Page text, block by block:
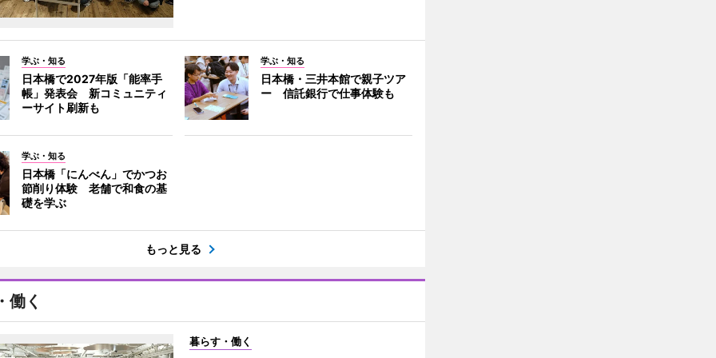
学ぶ・知る
日本橋で2027年版「能率手
帳」発表会 新コミュニティ
ーサイト刷新も
学ぶ・知る
日本橋・三井本館で親子ツア
ー 信託銀行で仕事体験も
学ぶ・知る
日本橋「にんべん」でかつお
節削り体験 老舗で和食の基
礎を学ぶ
もっと見る
働く
暮らす・働く